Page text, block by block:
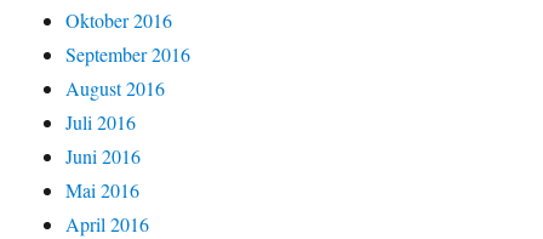
Oktober 2016
September 2016
August 2016
Juli 2016
Juni 2016
Mai 2016
April 2016